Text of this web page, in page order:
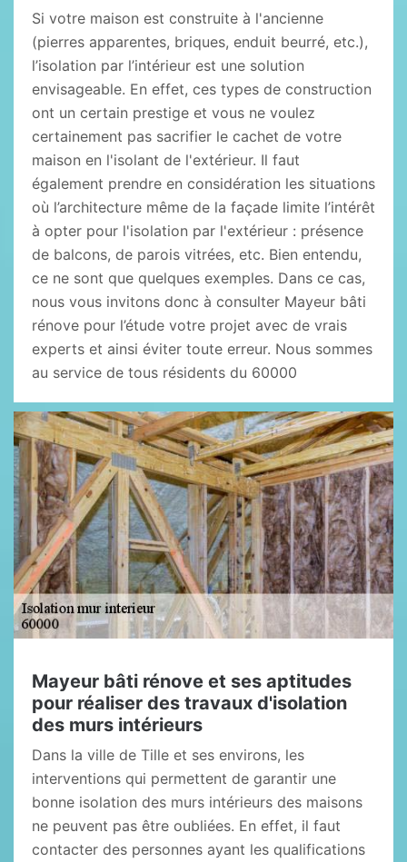
Si votre maison est construite à l'ancienne
(pierres apparentes, briques, enduit beurré, etc.),
l’isolation par l’intérieur est une solution
envisageable. En effet, ces types de construction
ont un certain prestige et vous ne voulez
certainement pas sacrifier le cachet de votre
maison en l'isolant de l'extérieur. Il faut
également prendre en considération les situations
où l’architecture même de la façade limite l’intérêt
à opter pour l'isolation par l'extérieur : présence
de balcons, de parois vitrées, etc. Bien entendu,
ce ne sont que quelques exemples. Dans ce cas,
nous vous invitons donc à consulter Mayeur bâti
rénove pour l’étude votre projet avec de vrais
experts et ainsi éviter toute erreur. Nous sommes
au service de tous résidents du 60000
Mayeur bâti rénove et ses aptitudes
pour réaliser des travaux d'isolation
des murs intérieurs
Dans la ville de Tille et ses environs, les
interventions qui permettent de garantir une
bonne isolation des murs intérieurs des maisons
ne peuvent pas être oubliées. En effet, il faut
contacter des personnes ayant les qualifications